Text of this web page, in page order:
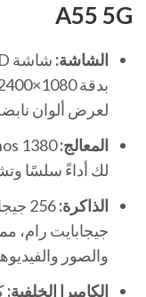
A55 5G
الشاشة:
لعرض ألوان
المعالج:
لك أداءً سلسًا
الذاكرة:
جيجابايت رام،
والصور
الكاميرا الخلفية: